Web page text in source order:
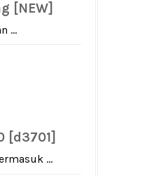
[NEW]
...
[d3701]
...